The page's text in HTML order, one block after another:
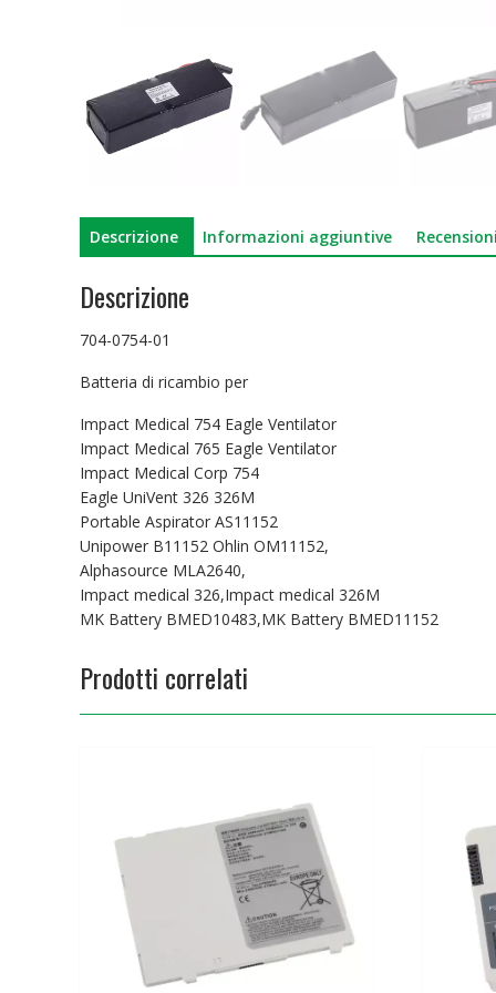
Descrizione Informazioni aggiuntive
Descrizione
704-0754-01
Batteria di ricambio per
Impact Medical 754 Eagle Ventilator
Impact Medical 765 Eagle Ventilator
Impact Medical Corp 754
Eagle UniVent 326 326M
Portable Aspirator AS11152
Unipower B11152 Ohlin OM11152,
Alphasource MLA2640,
Impact medical 326,Impact medical 326M
MK Battery BMED10483,MK Battery BMED11152
Prodotti correlati